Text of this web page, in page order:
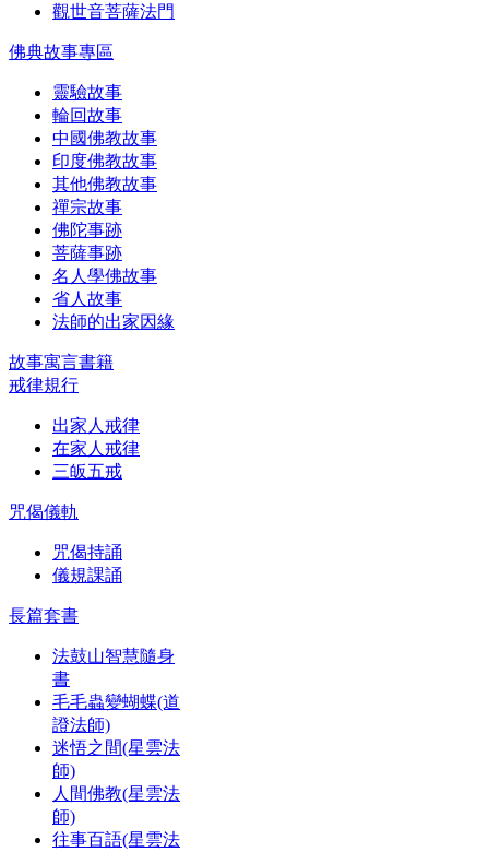
觀世音菩薩法門
佛典故事專區
靈驗故事
輪回故事
中國佛教故事
印度佛教故事
其他佛教故事
禪宗故事
佛陀事跡
菩薩事跡
名人學佛故事
省人故事
法師的出家因緣
故事寓言書籍
戒律規行
出家人戒律
在家人戒律
三皈五戒
咒偈儀軌
咒偈持誦
儀規課誦
長篇套書
法鼓山智慧隨身
書
毛毛蟲變蝴蝶(道
證法師)
迷悟之間(星雲法
師)
人間佛教(星雲法
師)
往事百語(星雲法